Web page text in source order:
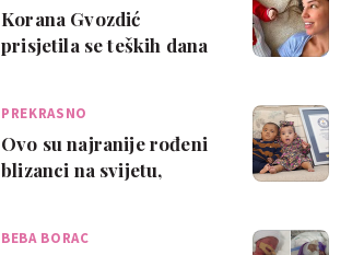
Korana Gvozdić
prisjetila se teških dana
PREKRASNO
Ovo su najranije rođeni
blizanci na svijetu,
BEBA BORAC